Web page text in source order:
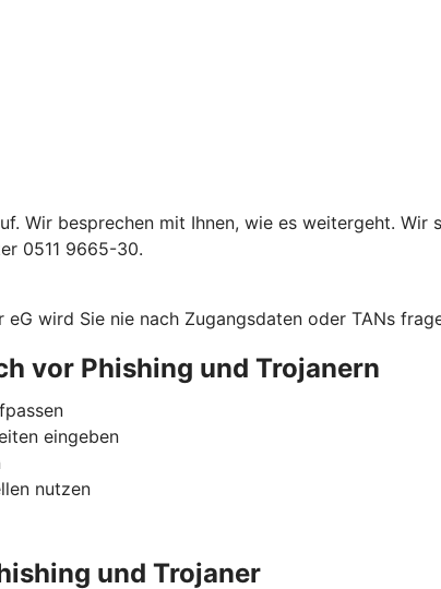
Wir besprechen mit Ihnen, wie es weitergeht.
0511 9665-30.
eG wird Sie nie nach Zugangsdaten oder TANs
vor Phishing und Trojanern
eingeben
nutzen
und Trojaner